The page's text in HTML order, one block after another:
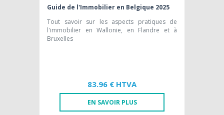
Guide de l'Immobilier en Belgique 2025
Tout savoir sur les aspects pratiques de
l'immobilier en Wallonie, en Flandre et à
Bruxelles
83.96 € HTVA
EN SAVOIR PLUS